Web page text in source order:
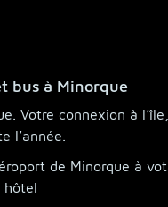
bus à Minorque
Votre connexion à l’île,
l’année.
de Minorque à
hôtel